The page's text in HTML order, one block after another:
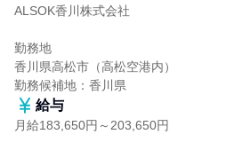
ALSOK香川株式会社
勤務地
香川県高松市（高松空港内）
勤務候補地：香川県
給与
月給183,650円～203,650円